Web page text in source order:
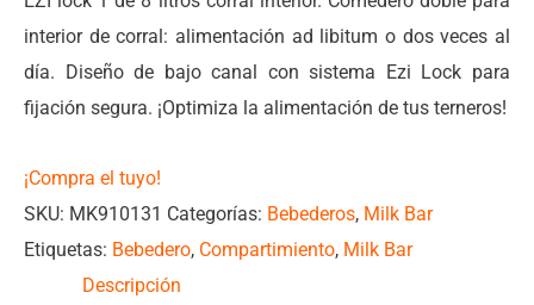
interior de corral: alimentación ad libitum o dos veces al
día. Diseño de bajo canal con sistema Ezi Lock para
fijación segura. ¡Optimiza la alimentación de tus terneros!
¡Compra el tuyo!
SKU: MK910131 Categorías: Bebederos, Milk Bar
Etiquetas: Bebedero, Compartimiento, Milk Bar
Descripción